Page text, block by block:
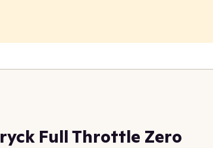
Full Throttle Zero